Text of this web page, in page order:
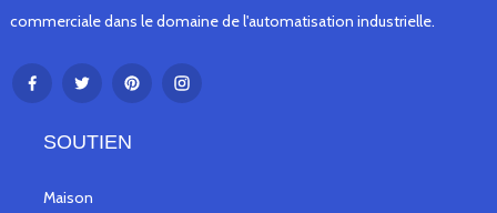
commerciale dans le domaine de l'automatisation industrielle.
SOUTIEN
Maison